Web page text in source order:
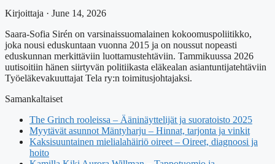
Kirjoittaja · June 14, 2026
Saara-Sofia Sirén on varsinaissuomalainen kokoomuspoliitikko,
joka nousi eduskuntaan vuonna 2015 ja on noussut nopeasti
eduskunnan merkittäviin luottamustehtäviin. Tammikuussa 2026
uutisoitiin hänen siirtyvän politiikasta eläkealan asiantuntijatehtäviin
Työeläkevakuuttajat Tela ry:n toimitusjohtajaksi.
Samankaltaiset
The Grinch rooleissa – Ääninäyttelijät ja suoratoisto 2025
Myytävät asunnot Mäntyharju – Hinnat, tarjonta ja vinkit
Kaksisuuntainen mielialahäiriö oireet – Oireet, diagnoosi ja
hoito